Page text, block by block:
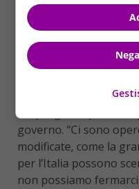
All’alleato offre una
del progetto, par altro
governo. “Ci sono
modificate, come la
per l’Italia possono
non possiamo